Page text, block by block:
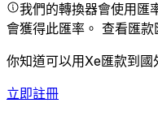
我們的轉換器會使用匯
會獲得此匯率。 查看匯款
你知道可以用Xe匯款到國
立即註冊